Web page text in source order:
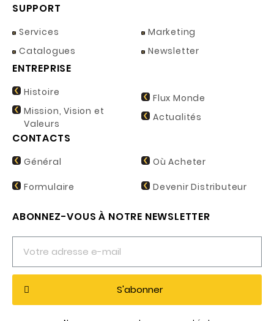
SUPPORT
Services
Catalogues
Marketing
Newsletter
ENTREPRISE
Histoire
Mission, Vision et
Valeurs
Flux Monde
Actualités
CONTACTS
Général
Formulaire
Où Acheter
Devenir Distributeur
ABONNEZ-VOUS À NOTRE NEWSLETTER
S'abonner